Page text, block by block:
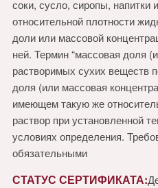
соки, сусло, сиропы, напитки
относительной плотности
доли или массовой
ней. Термин “массовая доля
растворимых сухих веществ
доля (или массовая
имеющем такую же
раствор при установленной
условиях определения.
обязательными
СТАТУС СЕРТИФИКАТА: